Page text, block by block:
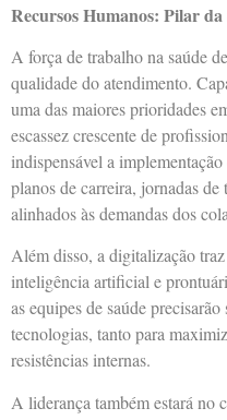
Recursos Humanos: Pilar da
A força de trabalho na saúde
qualidade do atendimento.
uma das maiores prioridades
escassez crescente de
indispensável a
planos de carreira, jornadas
alinhados às demandas dos
Além disso, a digitalização
inteligência artificial e
as equipes de saúde
tecnologias, tanto para
resistências internas.
A liderança também estará no